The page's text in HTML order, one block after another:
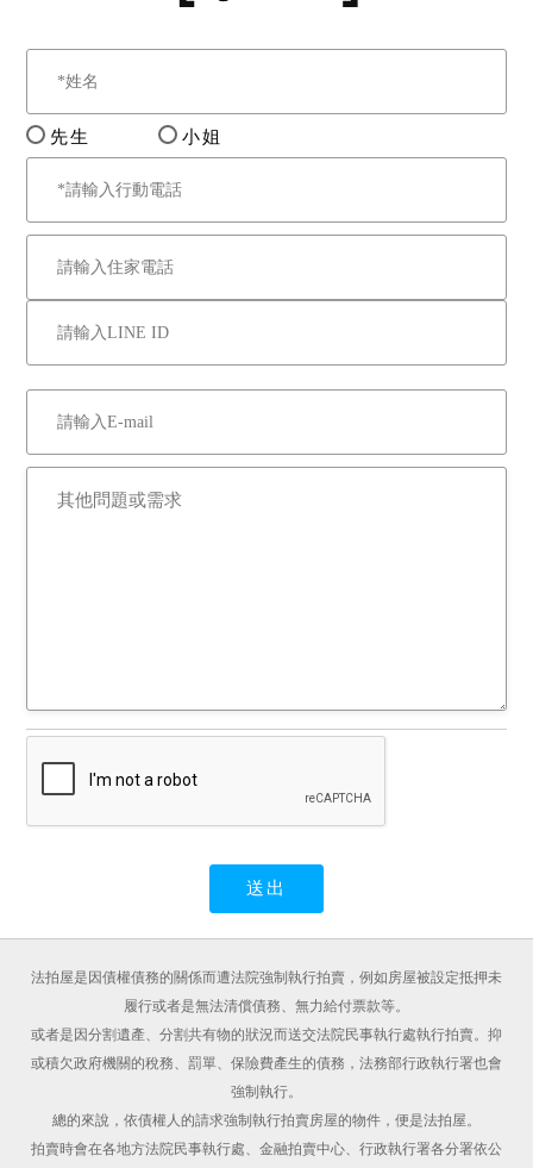
先生 小姐
法拍屋是因債權債務的關係而遭法院強制執行拍賣，例如房屋被設定抵押未
履行或者是無法清償債務、無力給付票款等。
或者是因分割遺產、分割共有物的狀況而送交法院民事執行處執行拍賣。抑
或積欠政府機關的稅務、罰單、保險費產生的債務，法務部行政執行署也會
強制執行。
總的來說，依債權人的請求強制執行拍賣房屋的物件，便是法拍屋。
拍賣時會在各地方法院民事執行處、金融拍賣中心、行政執行署各分署依公